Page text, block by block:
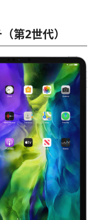
第2世代）